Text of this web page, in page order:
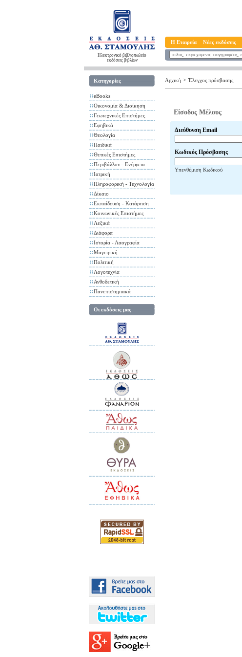
Ηλεκτρονικό βιβλιοπωλείο
εκδόσεις βιβλίων
Η Εταιρεία Νέες εκδόσεις
Κατηγορίες
eBooks
Οικονομία & Διοίκηση
Γεωτεχνικές Επιστήμες
Εφηβικά
Θεολογία
Παιδικά
Θετικές Επιστήμες
Περιβάλλον - Ενέργεια
Ιατρική
Πληροφορική - Τεχνολογία
Δίκαιο
Εκπαίδευση - Κατάρτιση
Κοινωνικές Επιστήμες
Λεξικά
Διάφορα
Ιστορία - Λαογραφία
Μαγειρική
Πολιτική
Λογοτεχνία
Ανθοδετική
Πανεπιστημιακά
Οι εκδόσεις μας
Αρχική > Έλεγχος πρόσβασης
Είσοδος Μέλους
Διεύθυνση Email
Κωδικός Πρόσβασης
Υπενθύμιση Κωδικού